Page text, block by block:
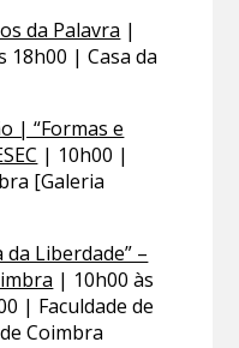
da Palavra |
18h00 | Casa da
| “Formas e
| 10h00 |
[Galeria
Liberdade” –
| 10h00 às
| Faculdade de
Coimbra